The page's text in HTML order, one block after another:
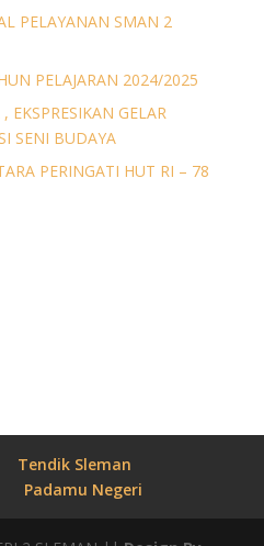
PELAYANAN SMAN 2
PELAJARAN 2024/2025
GELAR
SENI BUDAYA
PERINGATI HUT RI – 78
Tendik Sleman
Padamu Negeri